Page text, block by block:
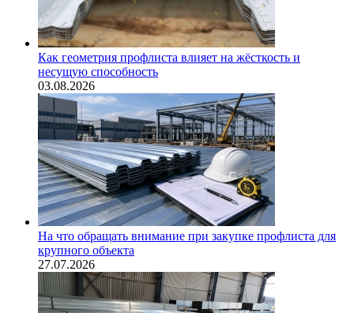
Как геометрия профлиста влияет на жёсткость и
несущую способность
03.08.2026
На что обращать внимание при закупке профлиста для
крупного объекта
27.07.2026